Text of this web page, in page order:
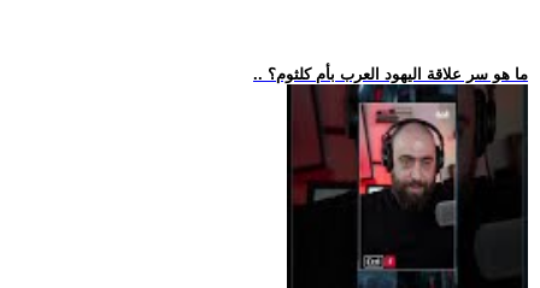
.. ما هو سر علاقة اليهود العرب بأم كلثوم؟